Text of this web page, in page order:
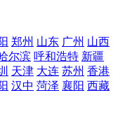
郑州 山东 广州 山西
尔滨 呼和浩特 新疆
天津 大连 苏州 香港
汉中 菏泽 襄阳 西藏